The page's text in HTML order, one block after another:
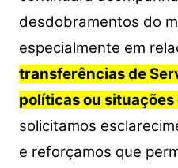
desdobramentos do
especialmente em
transferências de
políticas ou situações
solicitamos
e reforçamos que